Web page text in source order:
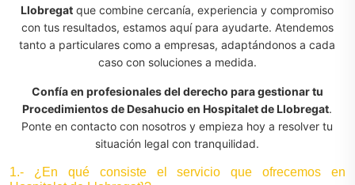
Llobregat que combine cercanía, experiencia y compromiso
con tus resultados, estamos aquí para ayudarte. Atendemos
tanto a particulares como a empresas, adaptándonos a cada
caso con soluciones a medida.
Confía en profesionales del derecho para gestionar tu
Procedimientos de Desahucio en Hospitalet de Llobregat.
Ponte en contacto con nosotros y empieza hoy a resolver tu
situación legal con tranquilidad.
1.- ¿En qué consiste el servicio que ofrecemos en